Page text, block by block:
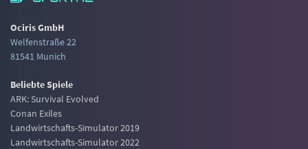
Ociris GmbH
Welfenstraße 22
81541 Munich
Beliebte Spiele
ARK: Survival Evolved
Conan Exiles
Landwirtschafts-Simulator 2019
Landwirtschafts-Simulator 2022